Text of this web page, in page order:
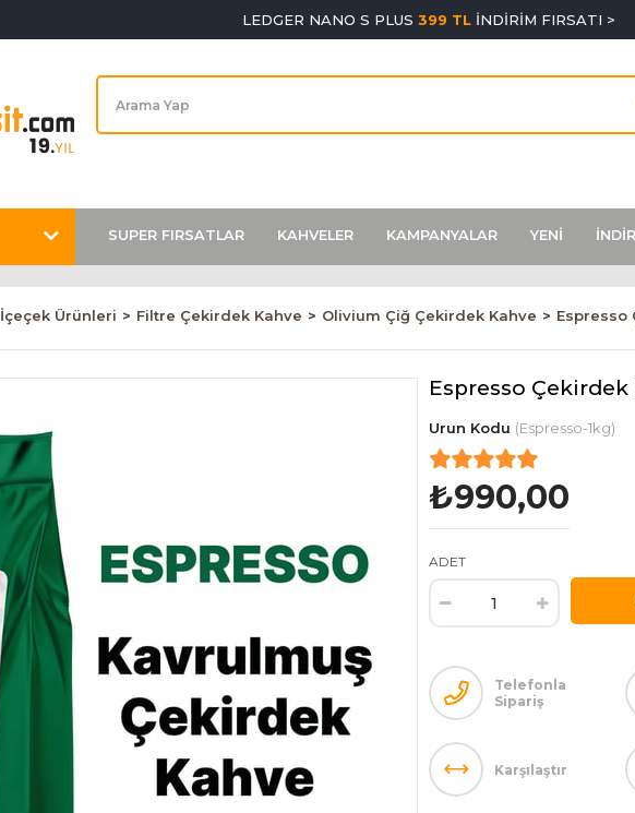
LEDGER NANO S PLUS 399 TL İNDİRİM FIRSATI >
SUPER FIRSATLAR KAHVELER KAMPANYALAR YENİ
İçeçek Ürünleri Filtre Çekirdek Kahve Olivium Çiğ Çekirdek Kahve Espresso
Espresso Çekirdek
(Espresso-1kg)
₺990,00
ADET
Telefonla
Sipariş
Karşılaştır